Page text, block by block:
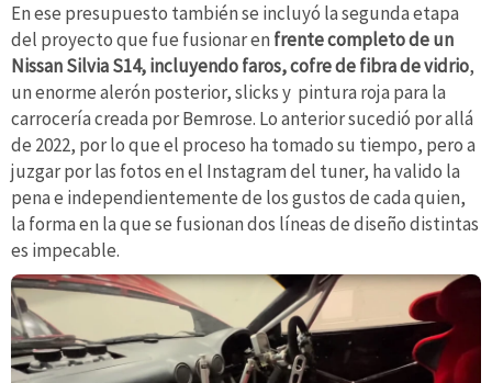
En ese presupuesto también se incluyó la segunda etapa
del proyecto que fue fusionar en frente completo de un
Nissan Silvia S14, incluyendo faros, cofre de fibra de vidrio,
un enorme alerón posterior, slicks y pintura roja para la
carrocería creada por Bemrose. Lo anterior sucedió por allá
de 2022, por lo que el proceso ha tomado su tiempo, pero a
juzgar por las fotos en el Instagram del tuner, ha valido la
pena e independientemente de los gustos de cada quien,
la forma en la que se fusionan dos líneas de diseño distintas
es impecable.